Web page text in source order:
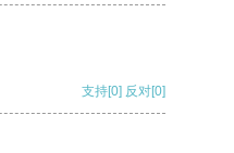
支持[0] 反对[0]